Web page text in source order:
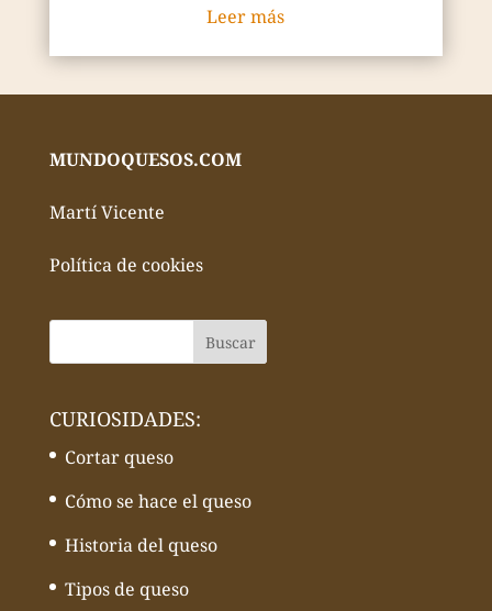
Leer más
MUNDOQUESOS.COM
Martí Vicente
Política de cookies
CURIOSIDADES:
Cortar queso
Cómo se hace el queso
Historia del queso
Tipos de queso